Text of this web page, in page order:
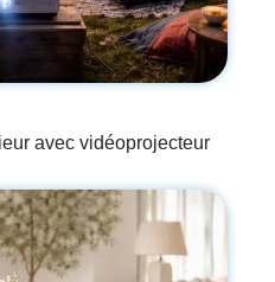
avec vidéoprojecteur